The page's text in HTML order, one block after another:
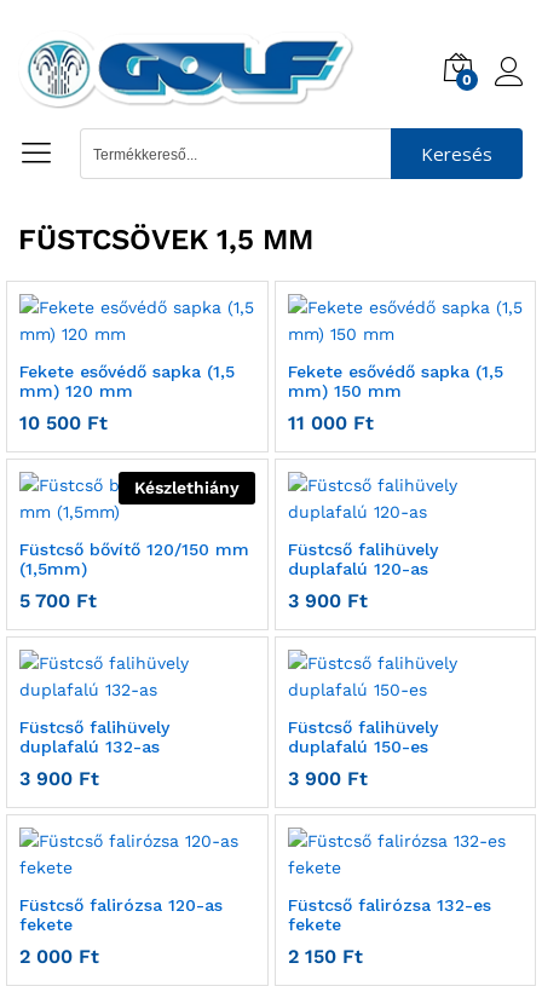
0
Keresés
FÜSTCSÖVEK 1,5 MM
Fekete esővédő sapka (1,5
mm) 120 mm
10 500 Ft
Fekete esővédő sapka (1,5
mm) 150 mm
11 000 Ft
Készlethiány
Füstcső bővítő 120/150 mm
(1,5mm)
5 700 Ft
Füstcső falihüvely
duplafalú 120-as
3 900 Ft
Füstcső falihüvely
duplafalú 132-as
3 900 Ft
Füstcső falihüvely
duplafalú 150-es
3 900 Ft
Füstcső falirózsa 120-as
fekete
2 000 Ft
Füstcső falirózsa 132-es
fekete
2 150 Ft